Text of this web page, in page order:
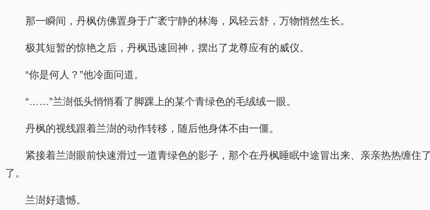
那一瞬间，丹枫仿佛置身于广袤宁静的林海，风轻云舒，万物悄然生长。
极其短暂的惊艳之后，丹枫迅速回神，摆出了龙尊应有的威仪。
“你是何人？”他冷面问道。
“……”兰澍低头悄悄看了脚踝上的某个青绿色的毛绒绒一眼。
丹枫的视线跟着兰澍的动作转移，随后他身体不由一僵。
紧接着兰澍眼前快速滑过一道青绿色的影子，那个在丹枫睡眠中途冒出来、亲亲热热缠住
了。
兰澍好遗憾。